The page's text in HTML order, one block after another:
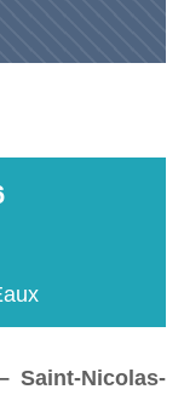
Saint-Nicolas-